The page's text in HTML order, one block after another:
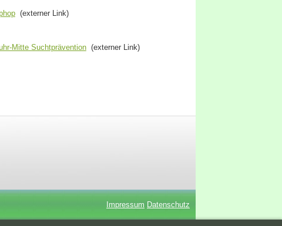
(externer Link)
Mitte Suchtprävention(externer Link)
Impressum Datenschutz